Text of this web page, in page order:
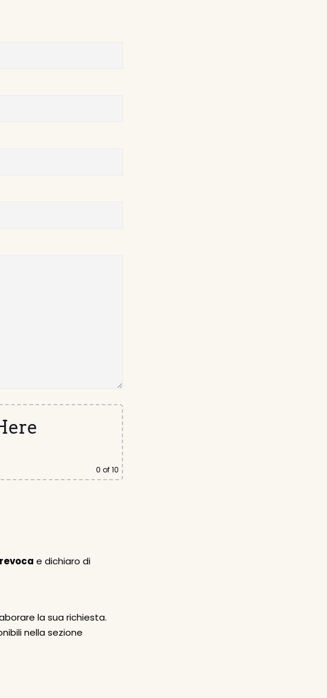
0 of 10
e dichiaro di
la sua richiesta.
nella sezione